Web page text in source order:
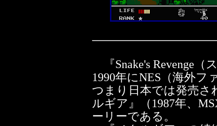
『Snake's Revenge（
1990年にNES（海外
つまり日本では発売さ
ルギア』（1987年、
ーリーである。